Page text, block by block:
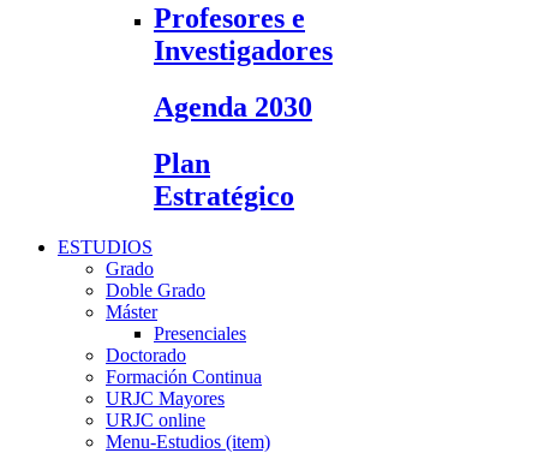
Profesores e
Investigadores
Agenda 2030
Plan
Estratégico
ESTUDIOS
Grado
Doble Grado
Máster
Presenciales
Doctorado
Formación Continua
URJC Mayores
URJC online
Menu-Estudios (item)